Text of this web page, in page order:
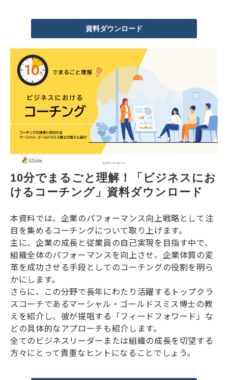
資料ダウンロード
10分でまるごと理解！「ビジネスにお
けるコーチング」資料ダウンロード
本資料では、企業のパフォーマンス向上戦略として注
目を集めるコーチングについて取り上げます。
主に、企業の成長と従業員の自己実現を目指す中で、
組織全体のパフォーマンスを向上させ、企業体質の変
革を成功させる手段としてのコーチングの役割を明ら
かにします。
さらに、この分野で長年にわたり活躍するトップクラ
スコーチであるマーシャル・ゴールドスミス博士の教
えを紹介し、彼が提唱する「フィードフォワード」な
どの具体的なアプローチも紹介します。
全てのビジネスリーダーまたは組織の成長を切望する
方々にとって貴重なヒントになることでしょう。